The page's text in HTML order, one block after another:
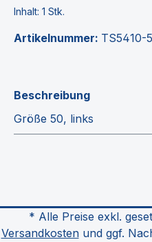
Inhalt: 1 Stk.
Artikelnummer: TS5410-
Beschreibung
Größe 50, links
* Alle Preise exkl.
Versandkostenund ggf.